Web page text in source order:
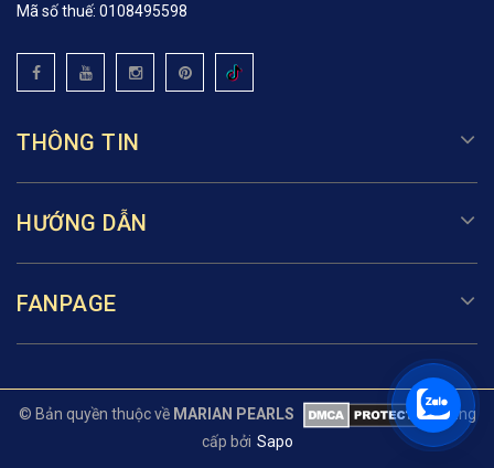
Mã số thuế: 0108495598
THÔNG TIN
HƯỚNG DẪN
FANPAGE
© Bản quyền thuộc về MARIAN PEARLS
Cung
cấp bởi Sapo